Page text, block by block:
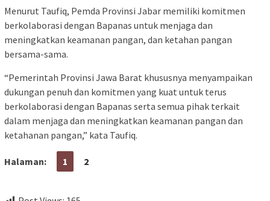
Menurut Taufiq, Pemda Provinsi Jabar memiliki komitmen
berkolaborasi dengan Bapanas untuk menjaga dan
meningkatkan keamanan pangan, dan ketahan pangan
bersama-sama.
“Pemerintah Provinsi Jawa Barat khususnya menyampaikan
dukungan penuh dan komitmen yang kuat untuk terus
berkolaborasi dengan Bapanas serta semua pihak terkait
dalam menjaga dan meningkatkan keamanan pangan dan
ketahanan pangan,” kata Taufiq.
Halaman: 1 2